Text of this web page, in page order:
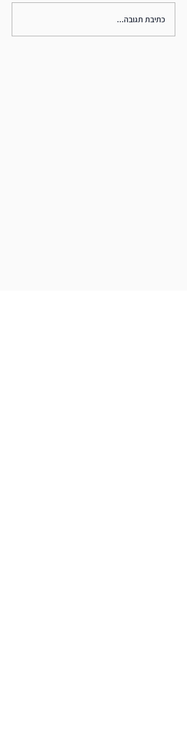
מה הקשר בין RPM ל- ADHD?
כתיבת תגובה...